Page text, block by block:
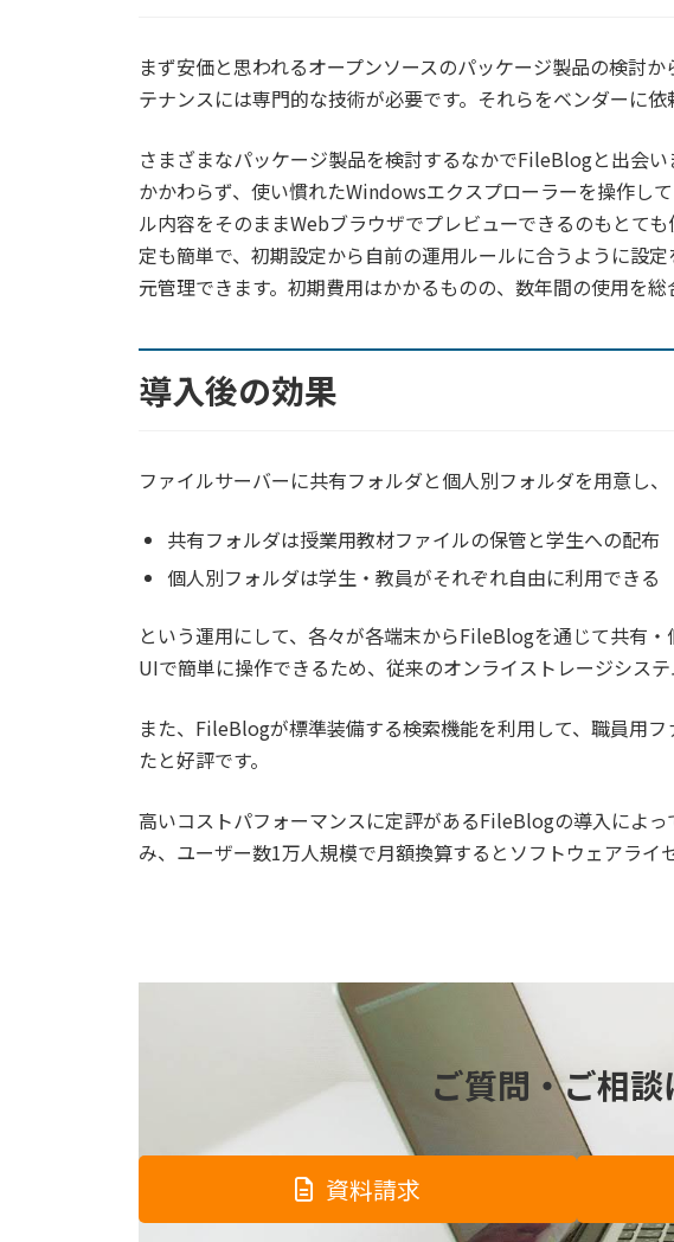
まず安価と思われるオープンソースのパッケージ製品の検討
テナンスには専門的な技術が必要です。それらをベンダーに
さまざまなパッケージ製品を検討するなかでFileBlogと出会
かかわらず、使い慣れたWindowsエクスプローラーを操作し
ル内容をそのままWebブラウザでプレビューできるのもとて
定も簡単で、初期設定から自前の運用ルールに合うように設
元管理できます。初期費用はかかるものの、数年間の使用を
導入後の効果
ファイルサーバーに共有フォルダと個人別フォルダを用意し、
共有フォルダは授業用教材ファイルの保管と学生への配布
個人別フォルダは学生・教員がそれぞれ自由に利用できる
という運用にして、各々が各端末からFileBlogを通じて共有
UIで簡単に操作できるため、従来のオンライストレージシス
また、FileBlogが標準装備する検索機能を利用して、職員用
たと好評です。
高いコストパフォーマンスに定評があるFileBlogの導入によ
み、ユーザー数1万人規模で月額換算するとソフトウェアライ
ご質問・ご相談
資料請求